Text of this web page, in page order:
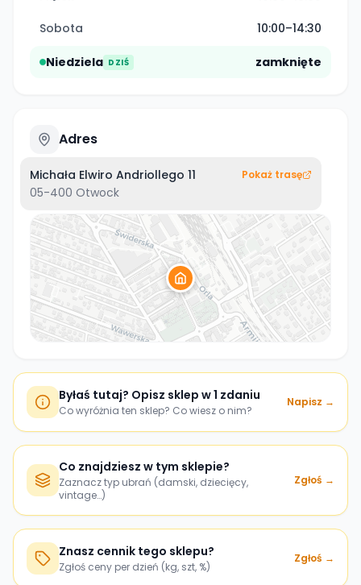
Sobota 10:00–14:30
Niedziela DZIŚ zamknięte
Adres
Michała Elwiro Andriollego 11
05-400 Otwock
Pokaż trasę
Byłaś tutaj? Opisz sklep w 1 zdaniu
Co wyróżnia ten sklep? Co wiesz o nim?
Napisz →
Co znajdziesz w tym sklepie?
Zaznacz typ ubrań (damski, dziecięcy,
vintage…)
Zgłoś →
Znasz cennik tego sklepu?
Zgłoś ceny per dzień (kg, szt, %)
Zgłoś →